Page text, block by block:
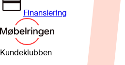
Finansiering
Kundeklubben